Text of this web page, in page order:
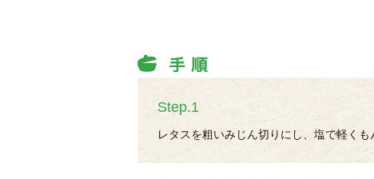
Step.1
レタスを粗いみじん切りにし、塩で軽く